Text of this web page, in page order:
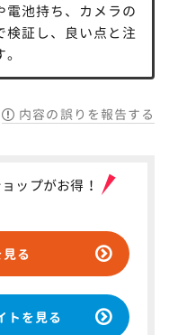
池持ち、カメラの
証し、良い点と注
内容の誤りを報告する
ップがお得！
る
トを見る